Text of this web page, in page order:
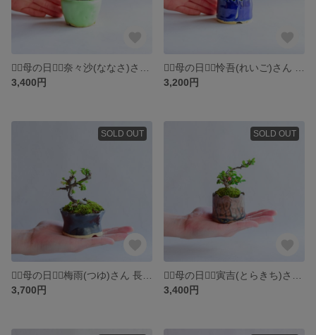
3,400円
3,200円
SOLD OUT
3,700円
SOLD OUT
3,400円